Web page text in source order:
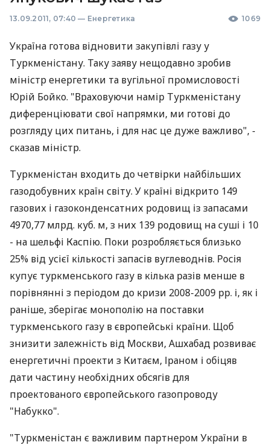
13.09.2011, 07:40 — Енергетика 1069
Україна готова відновити закупівлі газу у
Туркменістану. Таку заяву нещодавно зробив
міністр енергетики та вугільної промисловості
Юрій Бойко. "Враховуючи намір Туркменістану
диференціювати свої напрямки, ми готові до
розгляду цих питань, і для нас це дуже важливо", -
сказав міністр.
Туркменістан входить до четвірки найбільших
газодобувних країн світу. У країні відкрито 149
газових і газоконденсатних родовищ із запасами
4970,77 млрд. куб. м, з них 139 родовищ на суші і 10
- на шельфі Каспію. Поки розробляється близько
25% від усієї кількості запасів вуглеводнів. Росія
купує туркменського газу в кілька разів менше в
порівнянні з періодом до кризи 2008-2009 рр. і, як і
раніше, зберігає монополію на поставки
туркменського газу в європейські країни. Щоб
знизити залежність від Москви, Ашхабад розвиває
енергетичні проекти з Китаєм, Іраном і обіцяв
дати частину необхідних обсягів для
проектованого європейського газопроводу
"Набукко".
"Туркменістан є важливим партнером України в